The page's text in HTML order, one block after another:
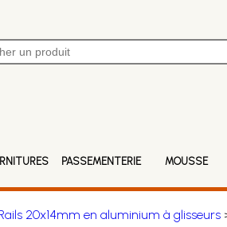
PASSEMENTERIE MOUSSE
20x14mm en aluminium à glisseurs